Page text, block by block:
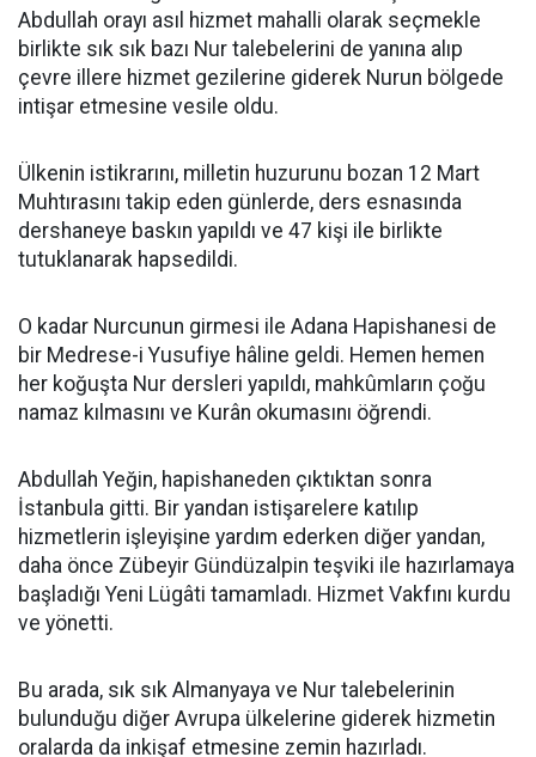
Abdullah orayı asıl hizmet mahalli olarak seçmekle
birlikte sık sık bazı Nur talebelerini de yanına alıp
çevre illere hizmet gezilerine giderek Nurun bölgede
intişar etmesine vesile oldu.
Ülkenin istikrarını, milletin huzurunu bozan 12 Mart
Muhtırasını takip eden günlerde, ders esnasında
dershaneye baskın yapıldı ve 47 kişi ile birlikte
tutuklanarak hapsedildi.
O kadar Nurcunun girmesi ile Adana Hapishanesi de
bir Medrese-i Yusufiye hâline geldi. Hemen hemen
her koğuşta Nur dersleri yapıldı, mahkûmların çoğu
namaz kılmasını ve Kurân okumasını öğrendi.
Abdullah Yeğin, hapishaneden çıktıktan sonra
İstanbula gitti. Bir yandan istişarelere katılıp
hizmetlerin işleyişine yardım ederken diğer yandan,
daha önce Zübeyir Gündüzalpin teşviki ile hazırlamaya
başladığı Yeni Lügâti tamamladı. Hizmet Vakfını kurdu
ve yönetti.
Bu arada, sık sık Almanyaya ve Nur talebelerinin
bulunduğu diğer Avrupa ülkelerine giderek hizmetin
oralarda da inkişaf etmesine zemin hazırladı.